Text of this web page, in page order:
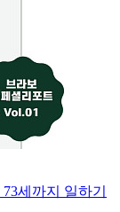
세까지 일하기